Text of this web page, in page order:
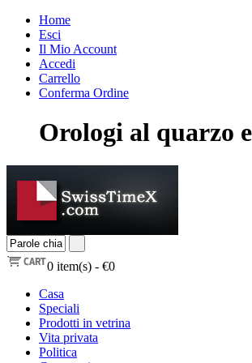
Home
Esci
Il Mio Account
Accedi
Carrello
Conferma Ordine
Orologi al quarzo
0 item(s) - €0
Casa
Speciali
Prodotti in vetrina
Vita privata
Politica